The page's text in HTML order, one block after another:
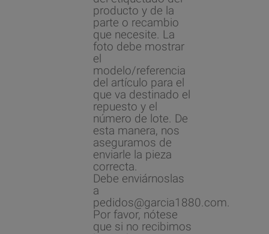
producto y de la
parte o recambio
que necesite. La
foto debe mostrar
el
modelo/referencia
del artículo para el
que va destinado el
repuesto y el
número de lote. De
esta manera, nos
aseguramos de
enviarle la pieza
correcta.
Debe enviárnoslas
a
pedidos@garcia1880.com.
Por favor, nótese
que si no recibimos